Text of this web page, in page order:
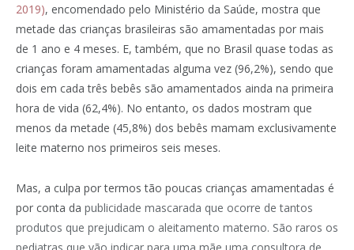
2019), encomendado pelo Ministério da Saúde, mostra que
metade das crianças brasileiras são amamentadas por mais
de 1 ano e 4 meses. E, também, que no Brasil quase todas as
crianças foram amamentadas alguma vez (96,2%), sendo que
dois em cada três bebês são amamentados ainda na primeira
hora de vida (62,4%). No entanto, os dados mostram que
menos da metade (45,8%) dos bebês mamam exclusivamente
leite materno nos primeiros seis meses.
Mas, a culpa por termos tão poucas crianças amamentadas é
por conta da publicidade mascarada que ocorre de tantos
produtos que prejudicam o aleitamento materno. São raros os